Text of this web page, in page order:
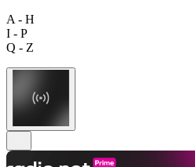
A - H
I - P
Q - Z